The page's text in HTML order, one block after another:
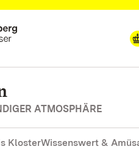
ATMOSPHÄRE
KlosterWissenswert &